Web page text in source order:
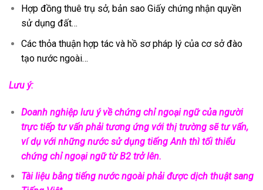
Hợp đồng thuê trụ sở, bản sao Giấy chứng nhận quyền
sử dụng đất…
Các thỏa thuận hợp tác và hồ sơ pháp lý của cơ sở đào
tạo nước ngoài…
Lưu ý:
Doanh nghiệp lưu ý về chứng chỉ ngoại ngữ của người
trực tiếp tư vấn phải tương ứng với thị trường sẽ tư vấn,
ví dụ với những nước sử dụng tiếng Anh thì tối thiểu
chứng chỉ ngoại ngữ từ B2 trở lên.
Tài liệu bằng tiếng nước ngoài phải được dịch thuật sang